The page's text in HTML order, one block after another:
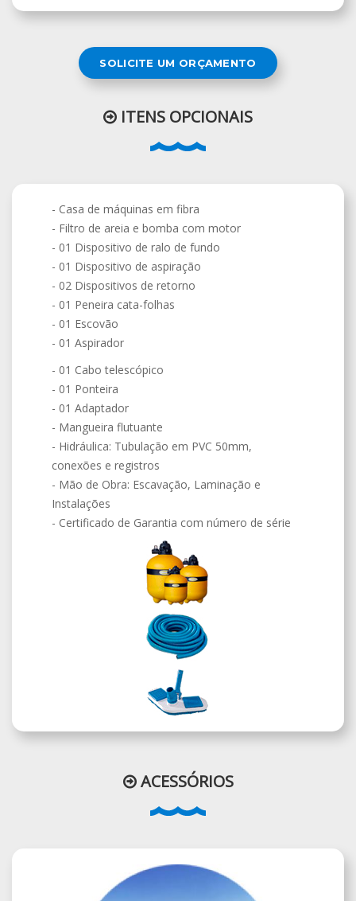
SOLICITE UM ORÇAMENTO
ITENS OPCIONAIS
- Casa de máquinas em fibra
- Filtro de areia e bomba com motor
- 01 Dispositivo de ralo de fundo
- 01 Dispositivo de aspiração
- 02 Dispositivos de retorno
- 01 Peneira cata-folhas
- 01 Escovão
- 01 Aspirador
- 01 Cabo telescópico
- 01 Ponteira
- 01 Adaptador
- Mangueira flutuante
- Hidráulica: Tubulação em PVC 50mm,
conexões e registros
- Mão de Obra: Escavação, Laminação e
Instalações
- Certificado de Garantia com número de série
ACESSÓRIOS